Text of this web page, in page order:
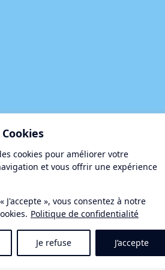
cookies pour améliorer votre
et vous offrir une expérience
J'accepte », vous consentez à notre
Politique de confidentialité
Je refuse J’accepte
et de Restauration le Taurus
- 34140 MEZE
34-34
meze.fr